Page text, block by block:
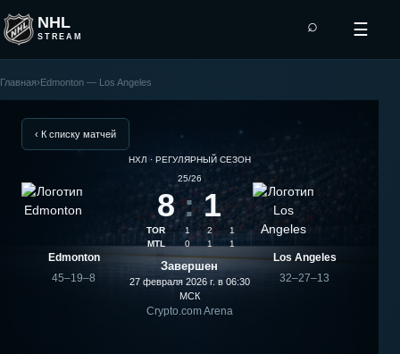
NHL
STREAM
⌕ ☰
Los
Angeles
Edmonton:
результат
матча
Главная›Edmonton — Los Angeles
‹ К списку матчей
Edmonton
45–19–8
НХЛ · РЕГУЛЯРНЫЙ СЕЗОН
25/26
8 : 1
TOR 1 2
1
MTL
0 1 1
Завершен
27 февраля 2026 г. в 06:30
МСК
Crypto.com Arena
Los Angeles
32–27–13